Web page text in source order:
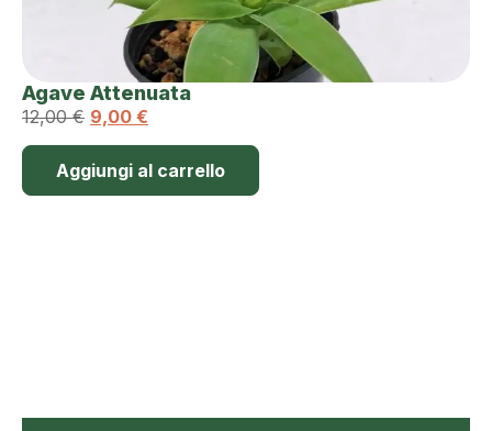
Agave Attenuata
12,00€ 9,00 €
Aggiungi al carrello